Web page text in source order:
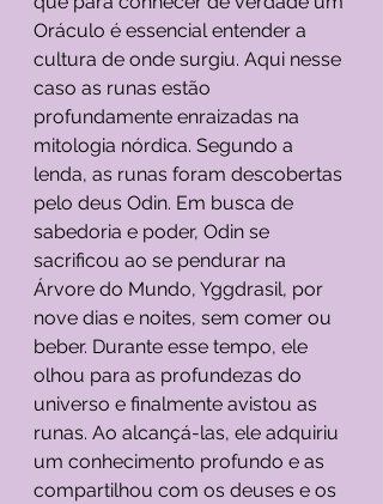
Oráculo é essencial entender a
cultura de onde surgiu. Aqui nesse
caso as runas estão
profundamente enraizadas na
mitologia nórdica. Segundo a
lenda, as runas foram descobertas
pelo deus Odin. Em busca de
sabedoria e poder, Odin se
sacrificou ao se pendurar na
Árvore do Mundo, Yggdrasil, por
nove dias e noites, sem comer ou
beber. Durante esse tempo, ele
olhou para as profundezas do
universo e finalmente avistou as
runas. Ao alcançá-las, ele adquiriu
um conhecimento profundo e as
compartilhou com os deuses e os